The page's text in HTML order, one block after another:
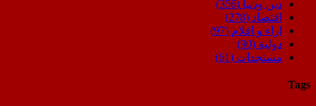
دين ودنيا (356)
اقتصاد (278)
اراء و اقلام (97)
دولية (90)
مستجدات (61)
Tags